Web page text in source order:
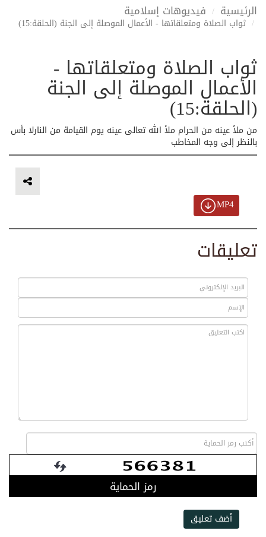
الرئيسية فيديوهات إسلامية
ثواب الصلاة ومتعلقاتها - الأعمال الموصلة إلى الجنة (الحلقة:15)
ثواب الصلاة ومتعلقاتها -
الأعمال الموصلة إلى الجنة
(الحلقة:15)
من ملأ عينه من الحرام ملأ الله تعالى عينه يوم القيامة من النارلا بأس
بالنظر إلى وجه المخاطب
MP4
تعليقات
رمز الحماية
أضف تعليق